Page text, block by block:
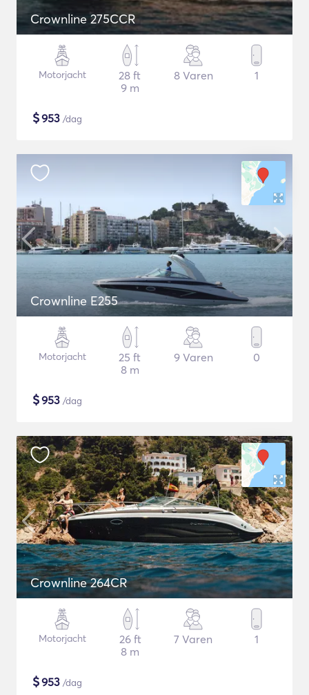
Crownline 275CCR
Motorjacht
28 ft
9 m
8 Varen 1
$953 /dag
Crownline E255
Motorjacht
25 ft
8 m
9 Varen 0
$953 /dag
Crownline 264CR
Motorjacht
26 ft
8 m
7 Varen 1
$953 /dag